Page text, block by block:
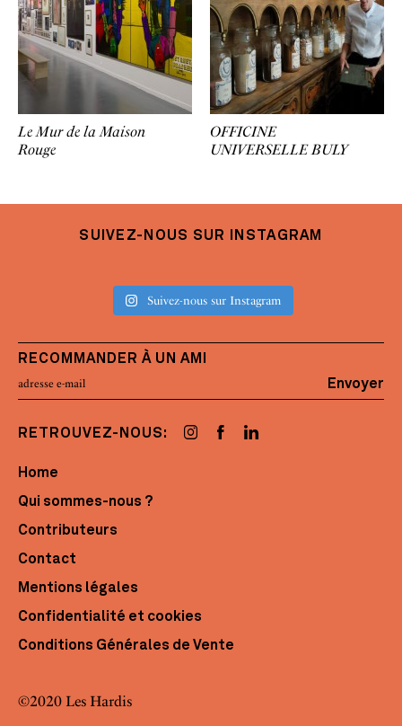
Le Mur de la Maison
Rouge
OFFICINE
UNIVERSELLE BULY
SUIVEZ-NOUS SUR INSTAGRAM
Suivez-nous sur Instagram
RECOMMANDER À UN AMI
Envoyer
RETROUVEZ-NOUS:
Home
Qui sommes-nous ?
Contributeurs
Contact
Mentions légales
Confidentialité et cookies
Conditions Générales de Vente
©2020 Les Hardis